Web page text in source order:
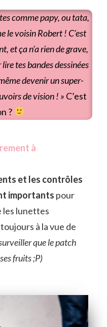
comme papy, ou tata,
le voisin Robert ! C’est
et ça n’a rien de grave,
tes bandes dessinées
devenir un super-
de vision ! » C’est
?
à
et les contrôles
importants pour
les lunettes
à la vue de
que le patch
fruits ;P)